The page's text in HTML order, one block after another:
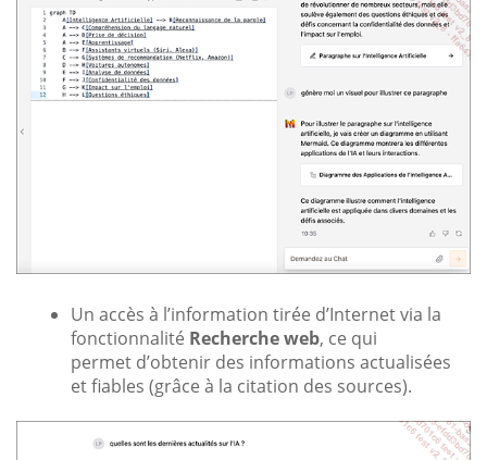
Un accès à l’information tirée d’Internet via la
fonctionnalité Recherche web, ce qui
permet d’obtenir des informations actualisées
et fiables (grâce à la citation des sources).